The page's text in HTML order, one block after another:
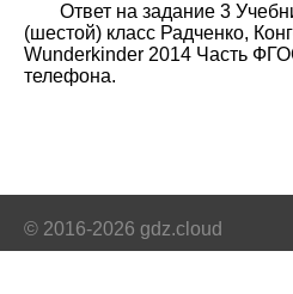
Ответ на задание 3
(шестой) класс Радченко,
Wunderkinder 2014 Часть
телефона.
© 2016-2026 gdz.cloud